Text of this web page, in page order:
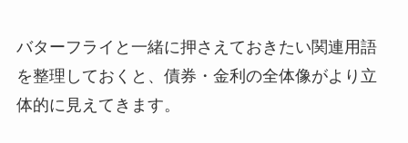
バターフライと一緒に押さえておきたい関連用語
を整理しておくと、債券・金利の全体像がより立
体的に見えてきます。